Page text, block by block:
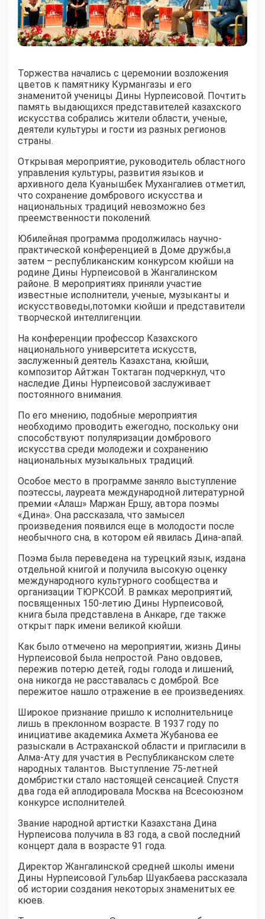
Торжества начались с церемонии возложения
цветов к памятнику Курмангазы и его
знаменитой ученицы Дины Нурпеисовой. Почтить
память выдающихся представителей казахского
искусства собрались жители области, ученые,
деятели культуры и гости из разных регионов
страны.
Открывая мероприятие, руководитель областного
управления культуры, развития языков и
архивного дела Куанышбек Мухангалиев отметил,
что сохранение домбрового искусства и
национальных традиций невозможно без
преемственности поколений.
Юбилейная программа продолжилась научно-
практической конференцией в Доме дружбы,а
затем – республиканским конкурсом кюйши на
родине Дины Нурпеисовой в Жангалинском
районе. В мероприятиях приняли участие
известные исполнители, ученые, музыканты и
искусствоведы,потомки кюйши и представители
творческой интеллигенции.
На конференции профессор Казахского
национального университета искусств,
заслуженный деятель Казахстана, кюйши,
композитор Айтжан Токтаган подчеркнул, что
наследие Дины Нурпеисовой заслуживает
постоянного внимания.
По его мнению, подобные мероприятия
необходимо проводить ежегодно, поскольку они
способствуют популяризации домбрового
искусства среди молодежи и сохранению
национальных музыкальных традиций.
Особое место в программе заняло выступление
поэтессы, лауреата международной литературной
премии «Алаш» Маржан Ершу, автора поэмы
«Дина». Она рассказала, что замысел
произведения появился еще в молодости после
необычного сна, в котором ей явилась Дина-апай.
Поэма была переведена на турецкий язык, издана
отдельной книгой и получила высокую оценку
международного культурного сообщества и
организации ТЮРКСОЙ. В рамках мероприятий,
посвященных 150-летию Дины Нурпеисовой,
книга была представлена в Анкаре, где также
открыт парк имени великой кюйши.
Как было отмечено на мероприятии, жизнь Дины
Нурпеисовой была непростой. Рано овдовев,
пережив потерю детей, годы голода и лишений,
она никогда не расставалась с домброй. Все
пережитое нашло отражение в ее произведениях.
Широкое признание пришло к исполнительнице
лишь в преклонном возрасте. В 1937 году по
инициативе академика Ахмета Жубанова ее
разыскали в Астраханской области и пригласили в
Алма-Ату для участия в Республиканском слете
народных талантов. Выступление 75-летней
домбристки стало настоящей сенсацией. Спустя
два года ей аплодировала Москва на Всесоюзном
конкурсе исполнителей.
Звание народной артистки Казахстана Дина
Нурпеисова получила в 83 года, а свой последний
концерт дала в возрасте 91 года.
Директор Жангалинской средней школы имени
Дины Нурпеисовой Гульбар Шуакбаева рассказала
об истории создания некоторых знаменитых ее
кюев.